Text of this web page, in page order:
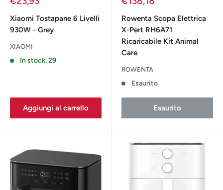
Xiaomi Tostapane 6 Livelli
930W - Grey
XIAOMI
In stock, 29
Aggiungi al carrello
Rowenta Scopa Elettrica
X-Pert RH6A71
Ricaricabile Kit Animal
Care
ROWENTA
Esaurito
Esaurito